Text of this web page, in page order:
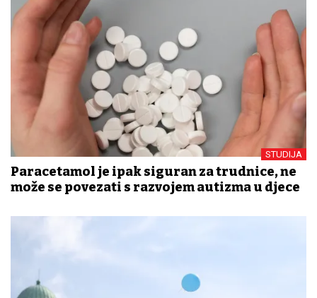
STUDIJA
Paracetamol je ipak siguran za trudnice, ne
može se povezati s razvojem autizma u djece